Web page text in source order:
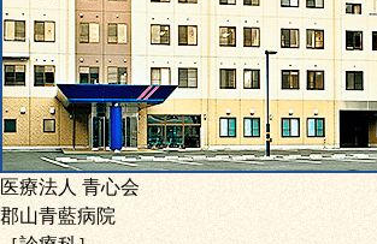
医療法人 青心会
郡山青藍病院